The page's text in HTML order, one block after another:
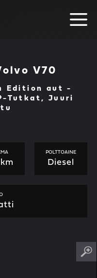
V70
Edition aut -
Tutkat, Juuri
POLTTOAINE
Diesel